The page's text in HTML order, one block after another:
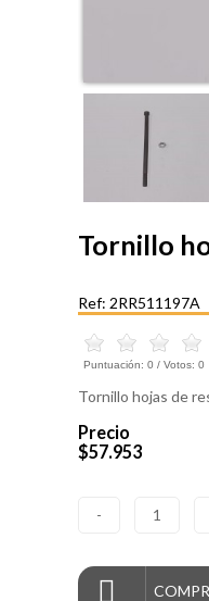
Tornillo
Ref: 2RR511197A
Puntuación: 0 / Votos: 0
Tornillo hojas de
Precio
$57.953
- 1